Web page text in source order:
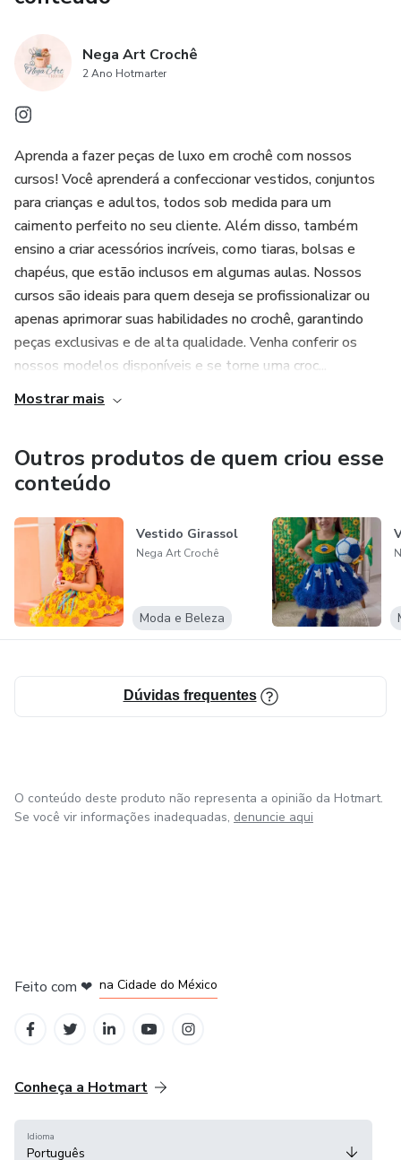
Nega Art Crochê
2 Ano Hotmarter
Aprenda a fazer peças de luxo em crochê com nossos
cursos! Você aprenderá a confeccionar vestidos, conjuntos
para crianças e adultos, todos sob medida para um
caimento perfeito no seu cliente. Além disso, também
ensino a criar acessórios incríveis, como tiaras, bolsas e
chapéus, que estão inclusos em algumas aulas. Nossos
cursos são ideais para quem deseja se profissionalizar ou
apenas aprimorar suas habilidades no crochê, garantindo
peças exclusivas e de alta qualidade. Venha conferir os
nossos modelos disponíveis e se torne uma croc...
Mostrar mais
Outros produtos de quem criou esse
conteúdo
Vestido Girassol
Nega Art Crochê
Moda e Beleza
Dúvidas frequentes
O conteúdo deste produto não representa a opinião da Hotmart.
Se você vir informações inadequadas, denuncie aqui
Feito com ❤ na Cidade do México
Conheça a Hotmart
Idioma
Português